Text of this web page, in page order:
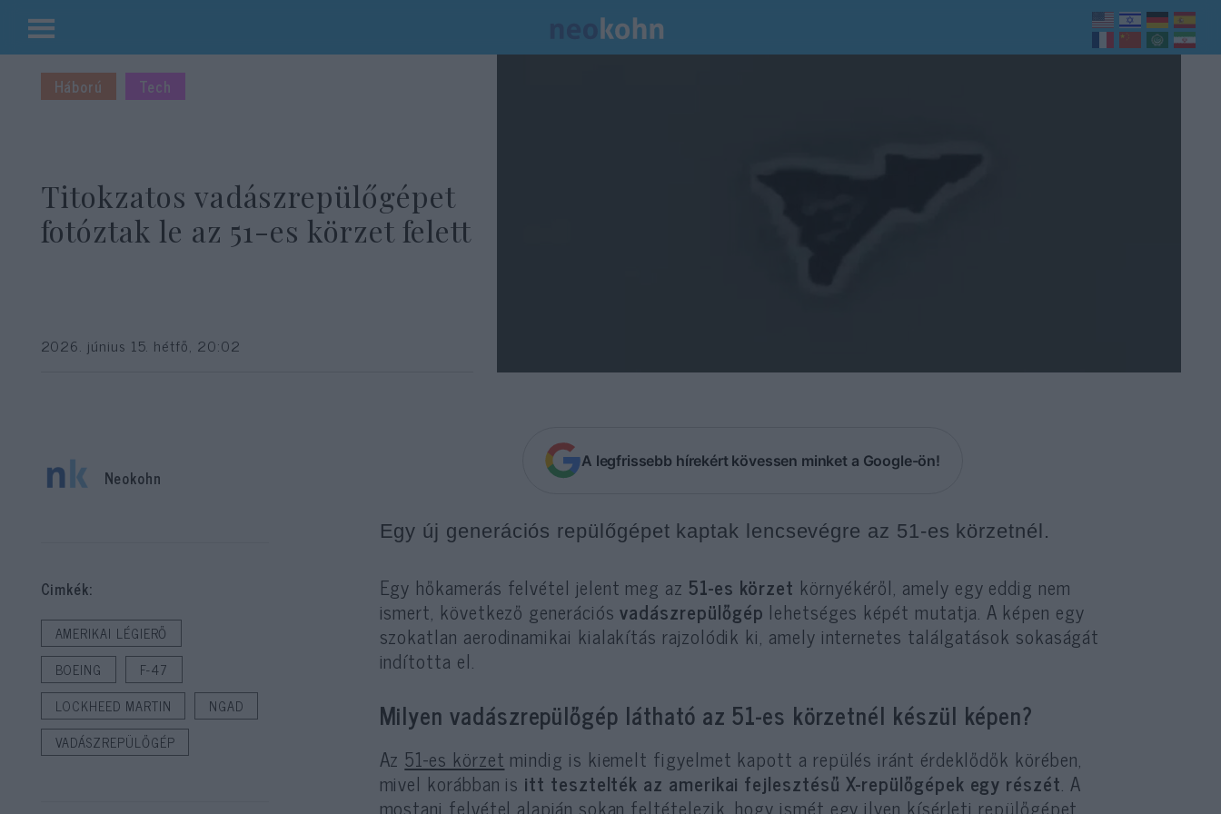
Kilépés
tartalomba
Háború Tech
Titokzatos vadászrepülőgépet
fotóztak le az 51-es körzet felett
2026. június 15. hétfő, 20:02
A legfrissebb hírekért kövessen minket a Google-ön!
Egy új generációs repülőgépet kaptak lencsevégre az 51-es körzetnél.
Egy hőkamerás felvétel jelent meg az 51-es körzet környékéről, amely egy eddig nem
ismert, következő generációsvadászrepülőgép lehetséges képét mutatja. A képen egy
szokatlan aerodinamikai kialakítás rajzolódik ki, amely internetes találgatások sokaságát
indította el.
Milyen vadászrepülőgép látható az 51-es körzetnél készül képen?
Az 51-es körzet mindig is kiemelt figyelmet kapott a repülés iránt érdeklődők körében,
mivel korábban is itt tesztelték az amerikai fejlesztésű X-repülőgépek egy részét. A
mostani felvétel alapján sokan feltételezik, hogy ismét egy ilyen kísérleti repülőgépet
Neokohn
Cimkék:
AMERIKAI LÉGIERŐ
BOEING
F-47
LOCKHEED MARTIN
NGAD
VADÁSZREPÜLŐGÉP